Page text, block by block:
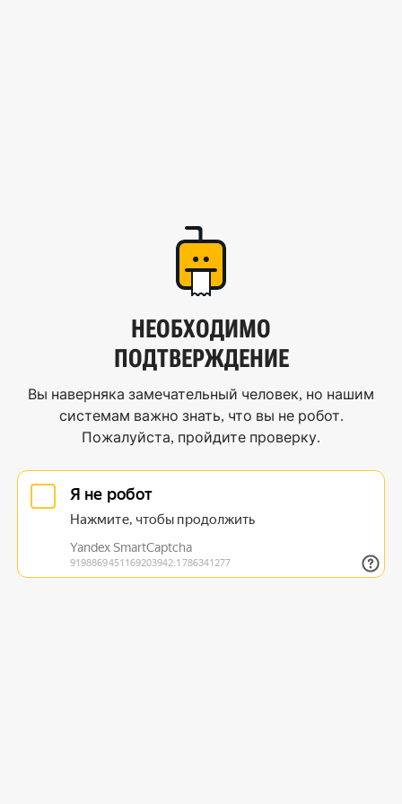
НЕОБХОДИМО
ПОДТВЕРЖДЕНИЕ
Вы наверняка замечательный человек, но нашим
системам важно знать, что вы не робот.
Пожалуйста, пройдите проверку.